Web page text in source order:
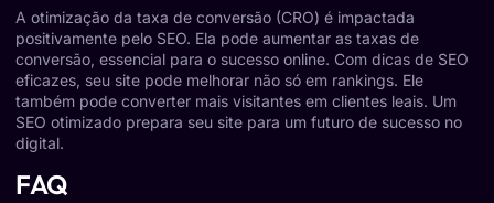
A otimização da taxa de conversão (CRO) é impactada
positivamente pelo SEO. Ela pode aumentar as taxas de
conversão, essencial para o sucesso online. Com dicas de SEO
eficazes, seu site pode melhorar não só em rankings. Ele
também pode converter mais visitantes em clientes leais. Um
SEO otimizado prepara seu site para um futuro de sucesso no
digital.
FAQ